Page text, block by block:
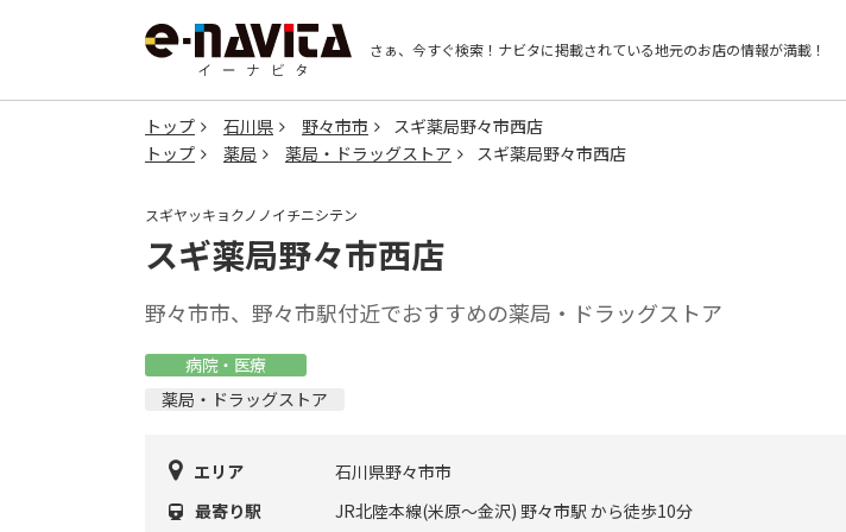
さぁ、今すぐ検索！ ナビタに掲載されている地元のお店の情報が満載！
トップ 石川県 野々市市
スギ薬局野々市西店
トップ
薬局 薬局・ドラッグストア スギ薬局野々市西店
スギヤッキョクノノイチニシテン
スギ薬局野々市西店
野々市市、野々市駅付近でおすすめの薬局・ドラッグストア
病院・医療
薬局・ドラッグストア
エリア
石川県野々市市
最寄り駅
JR北陸本線(米原～金沢) 野々市駅 から徒歩10分